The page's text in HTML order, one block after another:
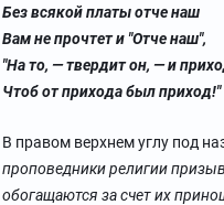
Без всякой платы отче наш
Вам не прочтет и "Отче наш",
"На то, — твердит он, — и
Чтоб от прихода был приход!"
В правом верхнем углу под
проповедники религии
обогащаются за счет их